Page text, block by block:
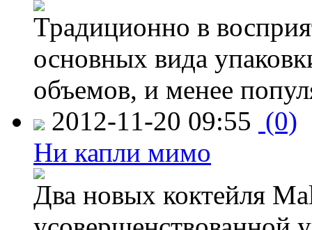
Традиционно в
основных вида
объемов, и менее
2012-11-20 09:55 (0)
Ни капли мимо
Два новых коктейля